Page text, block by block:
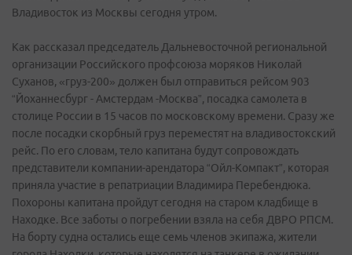
Владивосток из Москвы сегодня утром.
Как рассказал председатель Дальневосточной региональной
организации Российского профсоюза моряков Николай
Суханов, «груз-200» должен был отправиться рейсом 903
“Йоханнесбург - Амстердам -Москва”, посадка самолета в
столице России в 15 часов по московскому времени. Сразу же
после посадки скорбный груз переместят на владивостокский
рейс. По его словам, тело капитана будут сопровождать
представители компании-арендатора “Ойл-Компакт”, которая
приняла участие в репатриации Владимира Перебендюка.
Похороны капитана пройдут сегодня на старом кладбище в
Находке. Все заботы о погребении взяла на себя ДВРО РПСМ.
На борту судна остались еще семь членов экипажа, жители